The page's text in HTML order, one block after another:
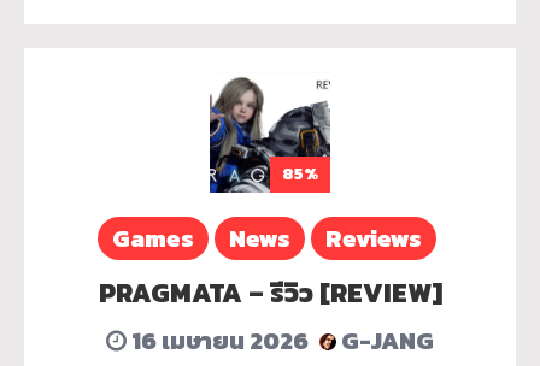
85%
Games News Reviews
PRAGMATA – รีวิว [REVIEW]
16 เมษายน 2026
G-JANG